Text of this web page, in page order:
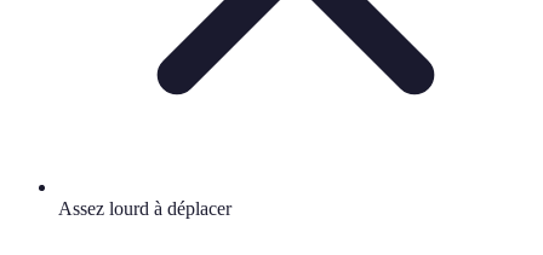
Assez lourd à déplacer